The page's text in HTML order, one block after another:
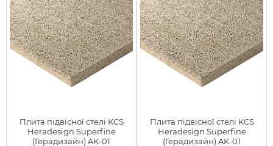
Плита підвісної стелі KCS
Heradesign Superfine
(Герадизайн) AK-01
Плита підвісної стелі KCS
Heradesign Superfine
(Герадизайн) AK-01